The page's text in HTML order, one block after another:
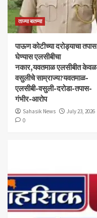
ताज्या बातम्या
पाऊण कोटीच्या दरोड्याचा तपास
घेण्यास एलसीबीचा
नकार,यवतमाळ एलसीबीत केवळ
वसुलीचे साम्राज्य?यवतमाळ-
एलसीबी-वसुली-दरोडा-तपास-
गंभीर-आरोप
Sahasik News
July 23, 2026
0